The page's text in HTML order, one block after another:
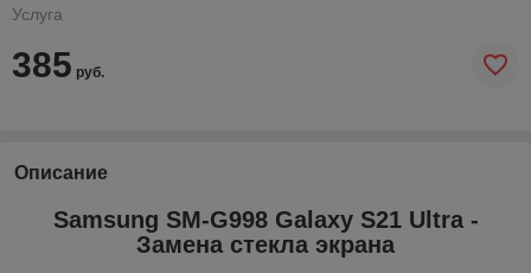
Услуга
385 руб.
Описание
Samsung SM-G998 Galaxy S21 Ultra -
Замена стекла экрана